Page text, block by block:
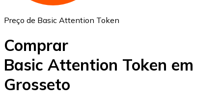
USD Coin
Preço de Basic Attention Token
Comprar
Basic Attention Token em
Grosseto